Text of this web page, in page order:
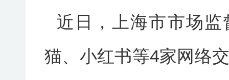
近日，上海市市场
猫、小红书等4家网络